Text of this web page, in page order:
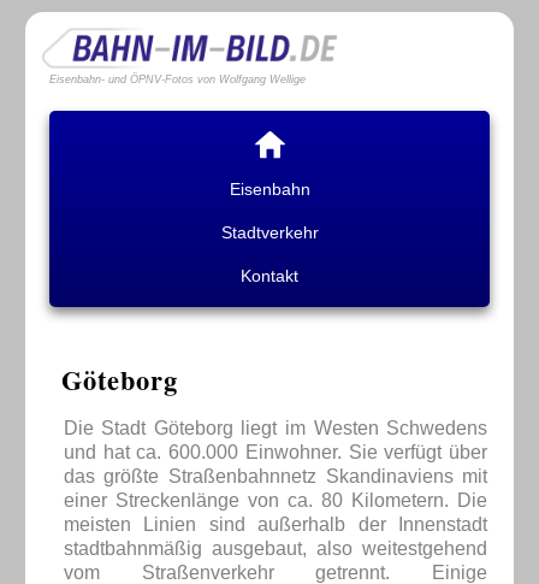
Eisenbahn- und ÖPNV-Fotos von Wolfgang Wellige
Eisenbahn
Stadtverkehr
Kontakt
Göteborg
Die Stadt Göteborg liegt im Westen Schwedens
und hat ca. 600.000 Einwohner. Sie verfügt über
das größte Straßenbahnnetz Skandinaviens mit
einer Streckenlänge von ca. 80 Kilometern. Die
meisten Linien sind außerhalb der Innenstadt
stadtbahnmäßig ausgebaut, also weitestgehend
vom Straßenverkehr getrennt. Einige